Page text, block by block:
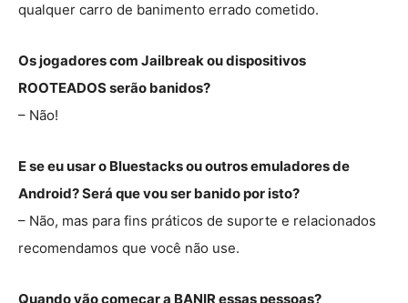
qualquer carro de banimento errado cometido.
Os jogadores com Jailbreak ou dispositivos
ROOTEADOS serão banidos?
– Não!
E se eu usar o Bluestacks ou outros emuladores de
Android? Será que vou ser banido por isto?
– Não, mas para fins práticos de suporte e relacionados
recomendamos que você não use.
Quando vão começar a BANIR essas pessoas?